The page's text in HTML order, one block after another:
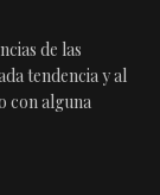
de las
tendencia y al
con alguna